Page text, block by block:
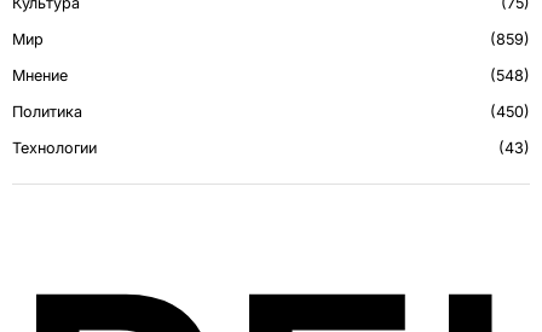
Мир
859
Мнение
548
Политика
450
Технологии
43